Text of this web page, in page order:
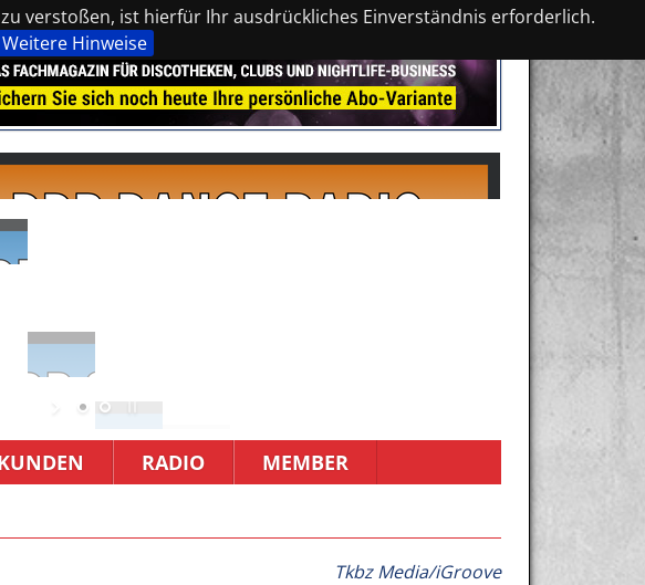
verstoßen, ist hierfür Ihr ausdrückliches Einverständnis erforderlich.
Weitere Hinweise
RADIO MEMBER
Tkbz Media/iGroove